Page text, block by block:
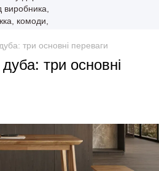
три основні переваги
три основні